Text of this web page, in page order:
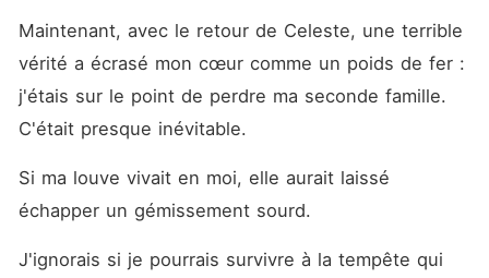
Maintenant, avec le retour de Celeste, une terrible
vérité a écrasé mon cœur comme un poids de fer :
j'étais sur le point de perdre ma seconde famille.
C'était presque inévitable.
Si ma louve vivait en moi, elle aurait laissé
échapper un gémissement sourd.
J'ignorais si je pourrais survivre à la tempête qui